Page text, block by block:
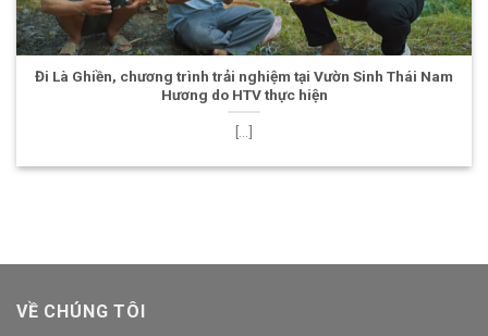
Đi Là Ghiền, chương trình trải nghiệm tại Vườn Sinh Thái Nam
Hương do HTV thực hiện
[...]
VỀ CHÚNG TÔI